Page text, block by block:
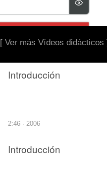
[ Ver más Vídeos didácticos
Introducción
2:46 · 2006
Introducción